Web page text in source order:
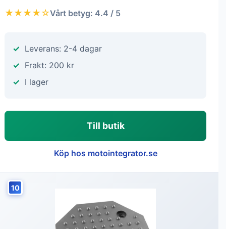
★★★★☆Vårt betyg: 4.4 / 5
Leverans: 2-4 dagar
Frakt: 200 kr
I lager
Till butik
Köp hos motointegrator.se
10